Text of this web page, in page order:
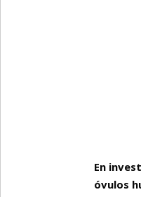
En
óvulos